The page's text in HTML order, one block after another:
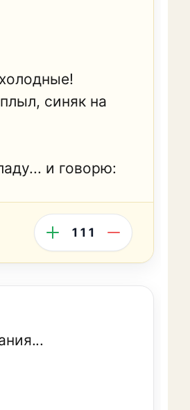
синяк на
и говорю:
111